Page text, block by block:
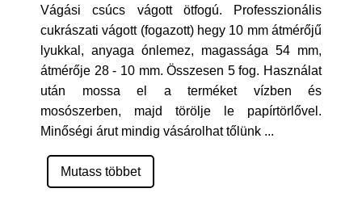
Vágási csúcs vágott ötfogú. Professzionális
cukrászati vágott (fogazott) hegy 10 mm átmérőjű
lyukkal, anyaga ónlemez, magassága 54 mm,
átmérője 28 - 10 mm. Összesen 5 fog. Használat
után mossa el a terméket vízben és
mosószerben, majd törölje le papírtörlővel.
Minőségi árut mindig vásárolhat tőlünk ...
Mutass többet